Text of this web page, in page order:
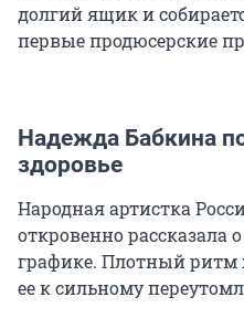
долгий ящик и
первые продюсерские
Надежда Бабкина
здоровье
Народная артистка
откровенно рассказала
графике. Плотный ритм
ее к сильному